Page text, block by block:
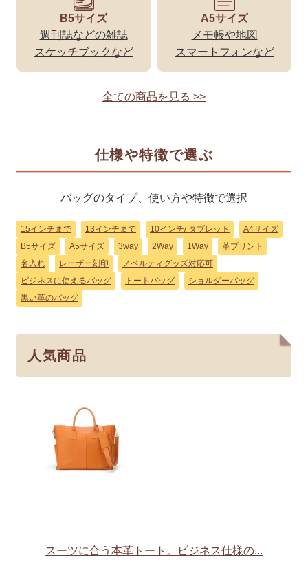
B5サイズ
週刊誌などの雑誌
スケッチブックなど
A5サイズ
メモ帳や地図
スマートフォンなど
全ての商品を見る >>
仕様や特徴で選ぶ
バッグのタイプ、使い方や特徴で選択
15インチまで 13インチまで 10インチ/ タブレット
A4サイズ
B5サイズ
A5サイズ 3way 2Way 1Way
革プリント
名入れ
レーザー刻印
ノベルティグッズ対応可
ビジネスに使えるバッグ
トートバッグ
ショルダーバッグ
黒い革のバッグ
人気商品
スーツに合う本革トート。ビジネス仕様の...